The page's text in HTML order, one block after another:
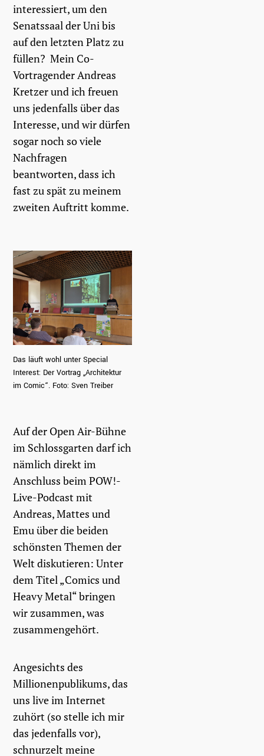
interessiert, um den
Senatssaal der Uni bis
auf den letzten Platz zu
füllen? Mein Co-
Vortragender Andreas
Kretzer und ich freuen
uns jedenfalls über das
Interesse, und wir dürfen
sogar noch so viele
Nachfragen
beantworten, dass ich
fast zu spät zu meinem
zweiten Auftritt komme.
Das läuft wohl unter Special
Interest: Der Vortrag „Architektur
im Comic“. Foto: Sven Treiber
Auf der Open Air-Bühne
im Schlossgarten darf ich
nämlich direkt im
Anschluss beim POW!-
Live-Podcast mit
Andreas, Mattes und
Emu über die beiden
schönsten Themen der
Welt diskutieren: Unter
dem Titel „Comics und
Heavy Metal“ bringen
wir zusammen, was
zusammengehört.
Angesichts des
Millionenpublikums, das
uns live im Internet
zuhört (so stelle ich mir
das jedenfalls vor),
schnurzelt meine